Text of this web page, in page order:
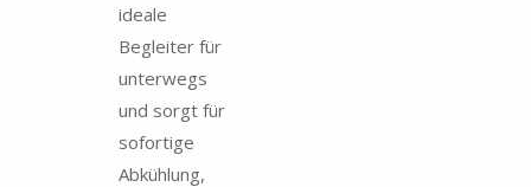
ideale
Begleiter für
unterwegs
und sorgt für
sofortige
Abkühlung,